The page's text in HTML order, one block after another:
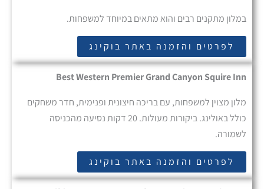
במלון מתקנים רבים והוא מתאים במיוחד למשפחות.
לפרטים והזמנה באתר בוקינג
Best Western Premier Grand Canyon Squire Inn
מלון מצוין למשפחות, עם בריכה חיצונית ופנימית, חדר משחקים
כולל באולינג. ביקורות מעולות. 20 דקות נסיעה מהכניסה
לשמורה.
לפרטים והזמנה באתר בוקינג